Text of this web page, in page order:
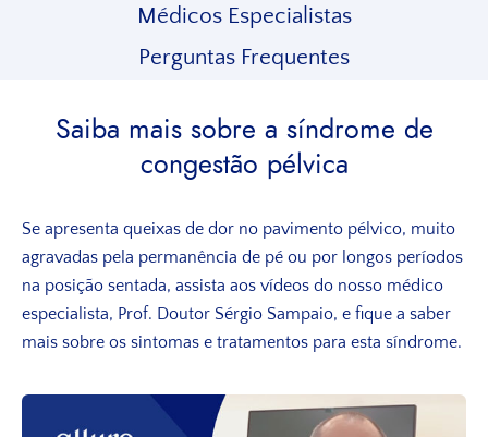
Médicos Especialistas
Perguntas Frequentes
Saiba mais sobre a síndrome de
congestão pélvica
Se apresenta queixas de dor no pavimento pélvico, muito
agravadas pela permanência de pé ou por longos períodos
na posição sentada, assista aos vídeos do nosso médico
especialista, Prof. Doutor Sérgio Sampaio, e fique a saber
mais sobre os sintomas e tratamentos para esta síndrome.